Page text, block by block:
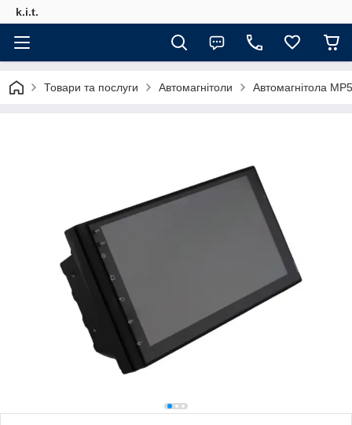
k.i.t.
Товари та послуги Автомагнітоли Автомагнітола